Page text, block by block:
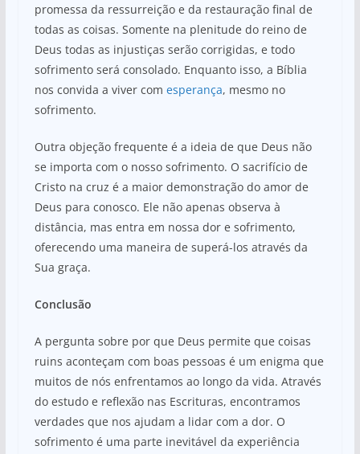
promessa da ressurreição e da restauração final de
todas as coisas. Somente na plenitude do reino de
Deus todas as injustiças serão corrigidas, e todo
sofrimento será consolado. Enquanto isso, a Bíblia
nos convida a viver com esperança, mesmo no
sofrimento.
Outra objeção frequente é a ideia de que Deus não
se importa com o nosso sofrimento. O sacrifício de
Cristo na cruz é a maior demonstração do amor de
Deus para conosco. Ele não apenas observa à
distância, mas entra em nossa dor e sofrimento,
oferecendo uma maneira de superá-los através da
Sua graça.
Conclusão
A pergunta sobre por que Deus permite que coisas
ruins aconteçam com boas pessoas é um enigma que
muitos de nós enfrentamos ao longo da vida. Através
do estudo e reflexão nas Escrituras, encontramos
verdades que nos ajudam a lidar com a dor. O
sofrimento é uma parte inevitável da experiência